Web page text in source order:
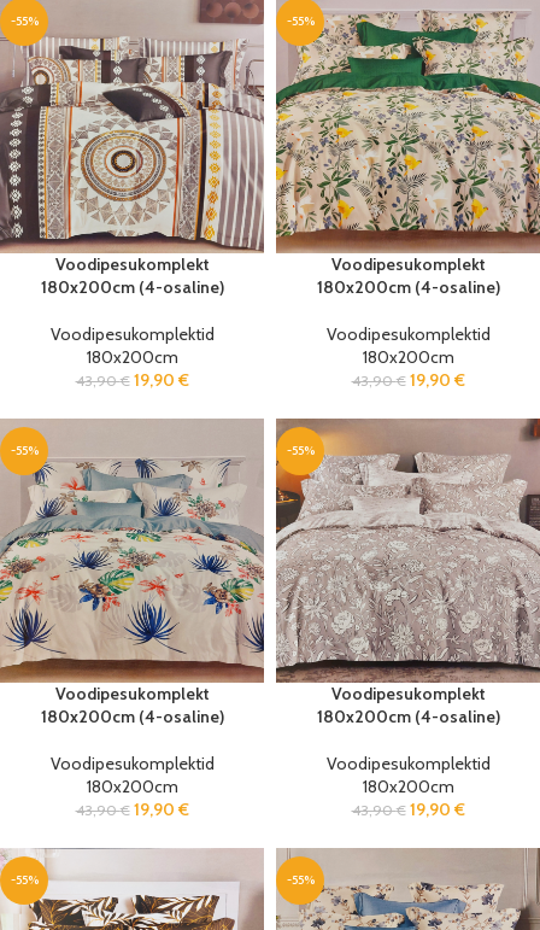
-55%
Voodipesukomplekt
180x200cm (4-osaline)
Voodipesukomplektid
180x200cm
43,90€ 19,90 €
-55%
Voodipesukomplekt
180x200cm (4-osaline)
Voodipesukomplektid
180x200cm
43,90€ 19,90 €
-55%
Voodipesukomplekt
180x200cm (4-osaline)
Voodipesukomplektid
180x200cm
43,90€ 19,90 €
-55%
Voodipesukomplekt
180x200cm (4-osaline)
Voodipesukomplektid
180x200cm
43,90€ 19,90 €
-55% -55%